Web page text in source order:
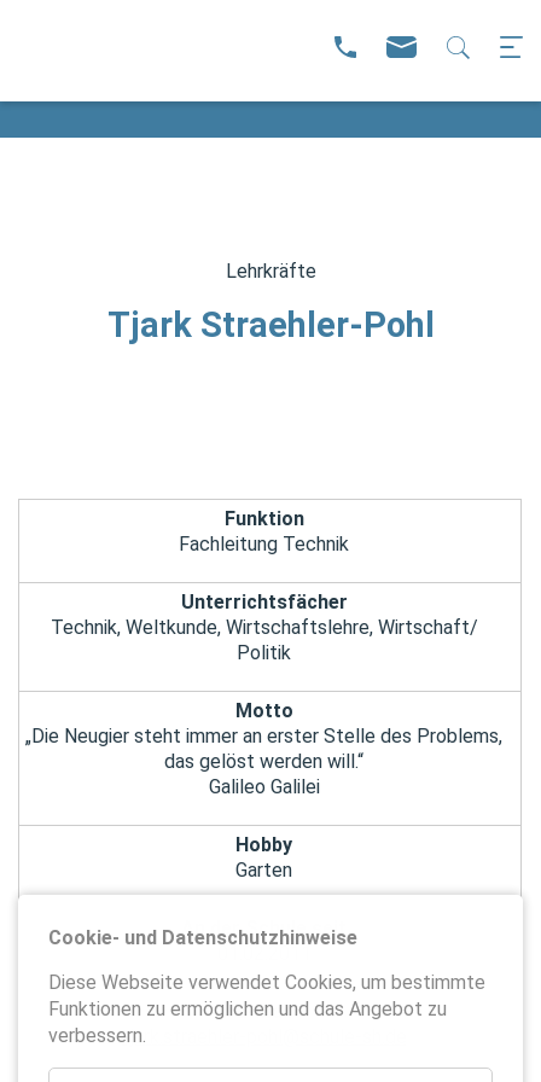
Lehrkräfte
Tjark Straehler-Pohl
Funktion
Fachleitung Technik
Unterrichtsfächer
Technik, Weltkunde, Wirtschaftslehre, Wirtschaft/
Politik
Motto
„Die Neugier steht immer an erster Stelle des Problems,
das gelöst werden will.“
Galileo Galilei
Hobby
Garten
An der Schule seit
E-Mail
tjark.straehler-pohl@schule-sh.de
Cookie- und Datenschutzhinweise
Diese Webseite verwendet Cookies, um bestimmte
Funktionen zu ermöglichen und das Angebot zu
verbessern.